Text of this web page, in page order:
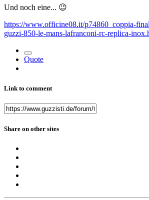
Und noch eine... 😉
https://www.officine08.it/p74860_coppia-
guzzi-850-le-mans-lafranconi-rc-replica-
Quote
Link to comment
Share on other sites